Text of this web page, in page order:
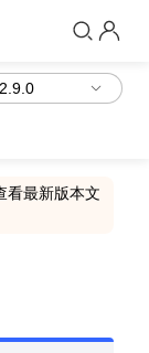
看最新版本文